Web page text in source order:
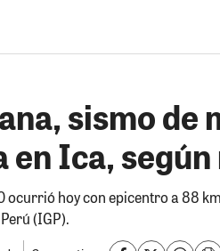
sismo de
en Ica,
ocurrió hoy con epicentro a 88
(IGP).